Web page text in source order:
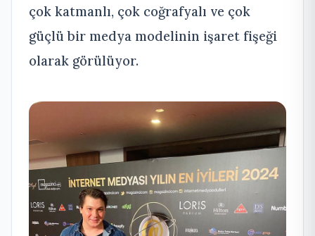
çok katmanlı, çok coğrafyalı ve çok
güçlü bir medya modelinin işaret fişeği
olarak görülüyor.